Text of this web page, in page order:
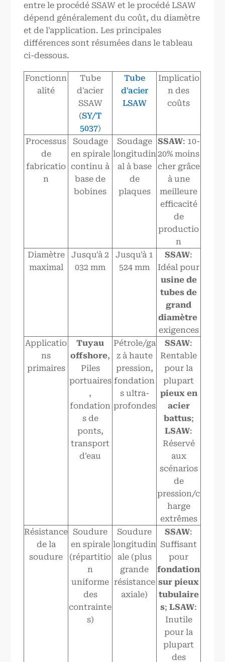
entre le procédé SSAW et le procédé LSAW
dépend généralement du coût, du diamètre
et de l'application. Les principales
différences sont résumées dans le tableau
ci-dessous.
Fonctionn
alité
Tube
d'acier
SSAW
(SY/T
5037)
Tube
d'acier
LSAW
Implicatio
n des
coûts
Processus
de
fabricatio
n
Soudage
en spirale
continu à
base de
bobines
Soudage
longitudin
al à base
de
plaques
SSAW: 10-
20% moins
cher grâce
à une
meilleure
efficacité
de
productio
n
Diamètre
maximal
Jusqu'à 2
032 mm
Jusqu'à 1
524 mm
SSAW:
Idéal pour
usine de
tubes de
grand
diamètre
exigences
Applicatio
ns
primaires
Tuyau
offshore,
Piles
portuaires
,
fondation
s de
ponts,
transport
d'eau
Pétrole/ga
z à haute
pression,
fondation
s ultra-
profondes
SSAW:
Rentable
pour la
plupart
pieux en
acier
battus;
LSAW:
Réservé
aux
scénarios
de
pression/c
harge
extrêmes
Résistance
de la
soudure
Soudure
en spirale
(répartitio
n
uniforme
des
contrainte
s)
Soudure
longitudin
ale (plus
grande
résistance
axiale)
SSAW:
Suffisant
pour
fondation
sur pieux
tubulaire
s;LSAW:
Inutile
pour la
plupart
des